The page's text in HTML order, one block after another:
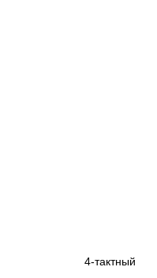
4-тактный